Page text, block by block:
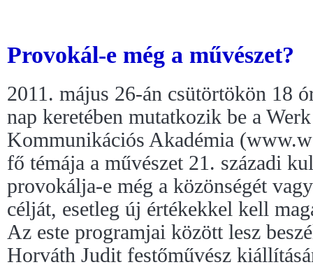
Provokál-e még a művészet?
2011. május 26-án csütörtökön 18
nap keretében mutatkozik be a
Kommunikációs Akadémia
fő témája a művészet 21. századi
provokálja-e még a közönségét
célját, esetleg új értékekkel kell
Az este programjai között lesz
Horváth Judit festőművész